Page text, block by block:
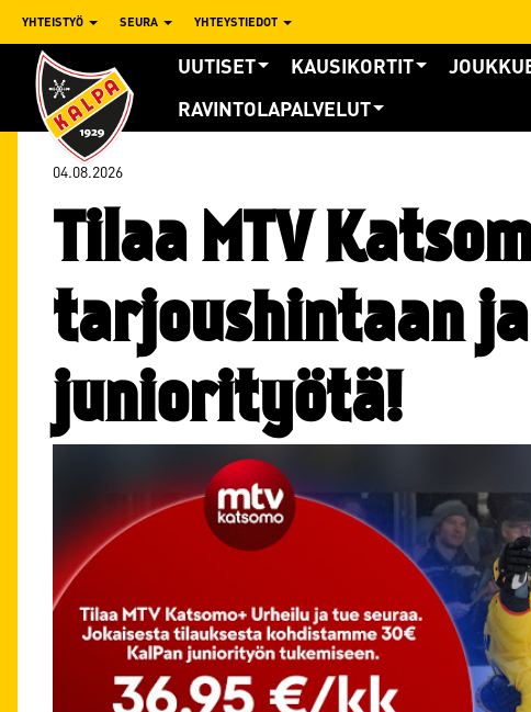
YHTEISTYÖ SEURA YHTEYSTIEDOT
UUTISET KAUSIKORTIT
RAVINTOLAPALVELUT
04.08.2026
Tilaa MTV
tarjoushintaan
juniorityötä!